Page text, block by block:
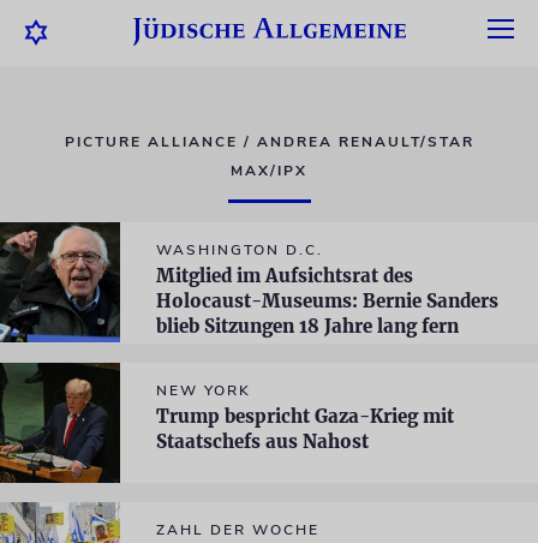
PICTURE ALLIANCE / ANDREA RENAULT/STAR
MAX/IPX
WASHINGTON D.C.
Mitglied im Aufsichtsrat des
Holocaust-Museums: Bernie Sanders
blieb Sitzungen 18 Jahre lang fern
NEW YORK
Trump bespricht Gaza-Krieg mit
Staatschefs aus Nahost
ZAHL DER WOCHE